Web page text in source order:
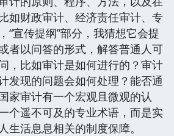
如财政审计、经济责任审计、专
“宣传提纲”部分，我猜想它会提
者以问答的形式，解答普通人可
，比如审计是如何进行的？审计
发现的问题会如何处理？能否通
家审计有一个宏观且微观的认
个遥不可及的专业术语，而是实
生活息息相关的制度保障。